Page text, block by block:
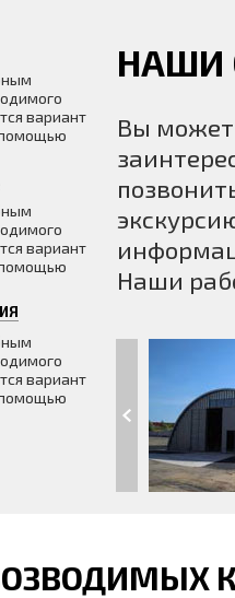
вариант
вариант
вариант
НАШИ
Вы
Наши